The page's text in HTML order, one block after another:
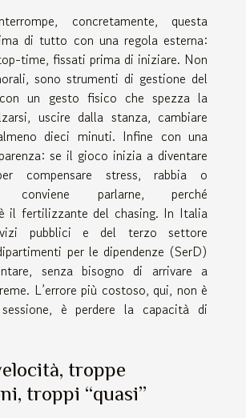
concretamente, questa
di tutto con una regola esterna:
time, fissati prima di iniziare. Non
sono strumenti di gestione del
un gesto fisico che spezza la
uscire dalla stanza, cambiare
dieci minuti. Infine con una
se il gioco inizia a diventare
compensare stress, rabbia o
conviene parlarne, perché
il fertilizzante del chasing. In Italia
pubblici e del terzo settore
per le dipendenze (SerD)
senza bisogno di arrivare a
L’errore più costoso, qui, non è
è perdere la capacità di
troppe
troppi “quasi”